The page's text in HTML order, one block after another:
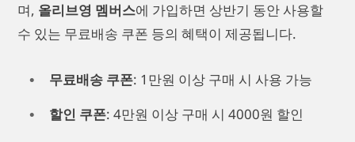
며, 올리브영 멤버스에 가입하면 상반기 동안 사용할
수 있는 무료배송 쿠폰 등의 혜택이 제공됩니다.
무료배송 쿠폰: 1만원 이상 구매 시 사용 가능
할인 쿠폰: 4만원 이상 구매 시 4000원 할인